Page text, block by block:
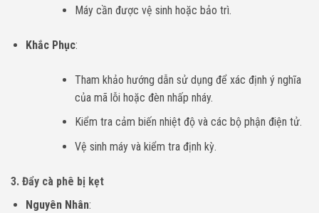
Máy cần được vệ sinh hoặc bảo trì.
Khắc Phục:
Tham khảo hướng dẫn sử dụng để xác định ý nghĩa
của mã lỗi hoặc đèn nhấp nháy.
Kiểm tra cảm biến nhiệt độ và các bộ phận điện tử.
Vệ sinh máy và kiểm tra định kỳ.
3. Đẩy cà phê bị kẹt
Nguyên Nhân: